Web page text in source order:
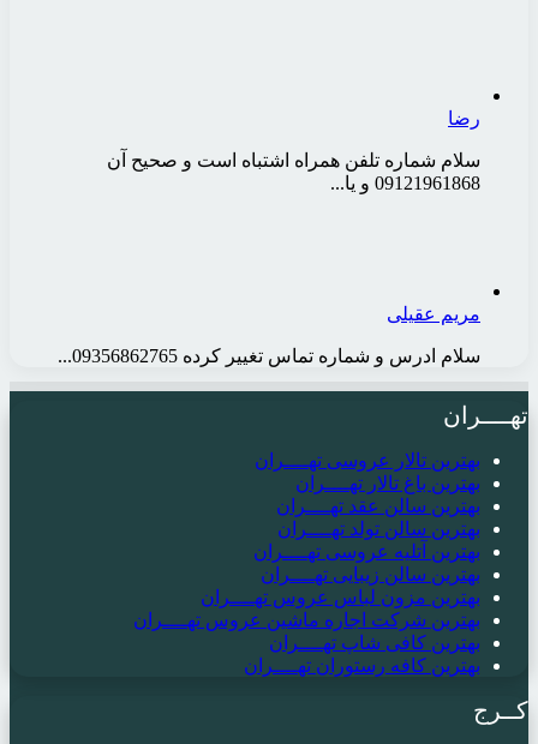
رضا
سلام شماره تلفن همراه اشتباه است و صحیح آن
09121961868 و یا...
مریم عقیلی
سلام ادرس و شماره تماس تغییر کرده 09356862765...
تهــــران
بهترین تالار عروسی تهــــران
بهترین باغ تالار تهــــران
بهترین سالن عقد تهــــران
بهترین سالن تولد تهــــران
بهترین آتلیه عروسی تهــــران
بهترین سالن زیبایی تهــــران
بهترین مزون لباس عروس تهــــران
بهترین شرکت اجاره ماشین عروس تهــــران
بهترین کافی شاپ تهــــران
بهترین کافه رستوران تهــــران
کــرج